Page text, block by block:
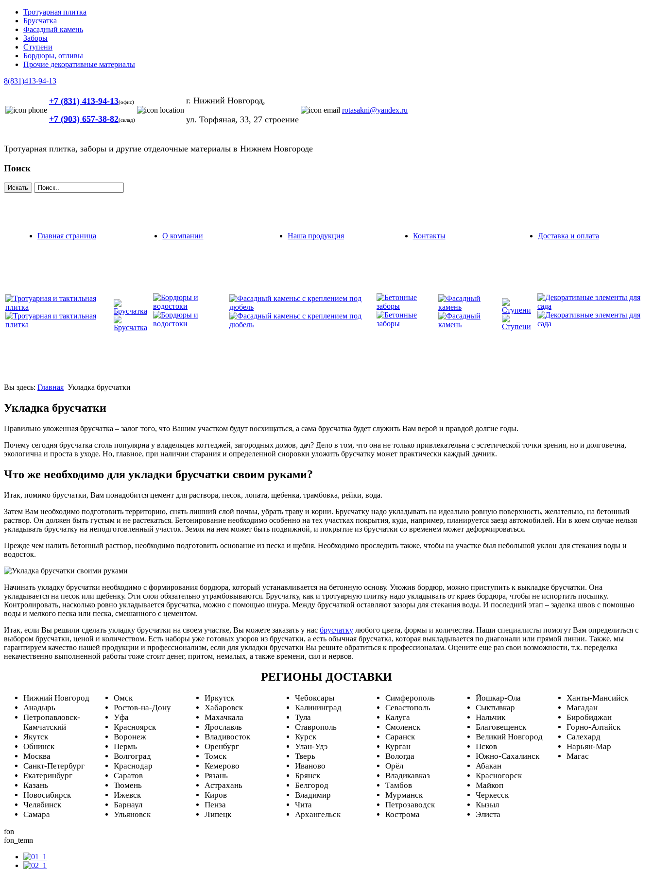
Тротуарная плитка
Брусчатка
Фасадный камень
Заборы
Ступени
Бордюры, отливы
Прочие декоративные материалы
8(831)413-94-13
+7 (831) 413-94-13(офис)
+7 (903) 657-38-82(склад)
г. Нижний Новгород,
ул. Торфяная, 33, 27 строение
rotasakni@yandex.ru
Тротуарная плитка, заборы и другие отделочные материалы в Нижнем Новгороде
Поиск
Главная страница О компании Наша продукция Контакты Доставка и оплата
Вы здесь: Главная Укладка брусчатки
Укладка брусчатки
Правильно уложенная брусчатка – залог того, что Вашим участком будут восхищаться, а сама брусчатка будет служить Вам верой и правдой долгие годы.
Почему сегодня брусчатка столь популярна у владельцев коттеджей, загородных домов, дач? Дело в том, что она не только привлекательна с эстетической точки зрения, но и долговечна,
экологична и проста в уходе. Но, главное, при наличии старания и определенной сноровки уложить брусчатку может практически каждый дачник.
Что же необходимо для укладки брусчатки своим руками?
Итак, помимо брусчатки, Вам понадобится цемент для раствора, песок, лопата, щебенка, трамбовка, рейки, вода.
Затем Вам необходимо подготовить территорию, снять лишний слой почвы, убрать траву и корни. Брусчатку надо укладывать на идеально ровную поверхность, желательно, на бетонный
раствор. Он должен быть густым и не растекаться. Бетонирование необходимо особенно на тех участках покрытия, куда, например, планируется заезд автомобилей. Ни в коем случае нельзя
укладывать брусчатку на неподготовленный участок. Земля на нем может быть подвижной, и покрытие из брусчатки со временем может деформироваться.
Прежде чем налить бетонный раствор, необходимо подготовить основание из песка и щебня. Необходимо проследить также, чтобы на участке был небольшой уклон для стекания воды и
водосток.
Начинать укладку брусчатки необходимо с формирования бордюра, который устанавливается на бетонную основу. Уложив бордюр, можно приступить к выкладке брусчатки. Она
укладывается на песок или щебенку. Эти слои обязательно утрамбовываются. Брусчатку, как и тротуарную плитку надо укладывать от краев бордюра, чтобы не испортить посыпку.
Контролировать, насколько ровно укладывается брусчатка, можно с помощью шнура. Между брусчаткой оставляют зазоры для стекания воды. И последний этап – заделка швов с помощью
воды и мелкого песка или песка, смешанного с цементом.
Итак, если Вы решили сделать укладку брусчатки на своем участке, Вы можете заказать у нас брусчатку любого цвета, формы и количества. Наши специалисты помогут Вам определиться с
выбором брусчатки, ценой и количеством. Есть наборы уже готовых узоров из брусчатки, а есть обычная брусчатка, которая выкладывается по диагонали или прямой линии. Также, мы
гарантируем качество нашей продукции и профессионализм, если для укладки брусчатки Вы решите обратиться к профессионалам. Оцените еще раз свои возможности, т.к. переделка
некачественно выполненной работы тоже стоит денег, притом, немалых, а также времени, сил и нервов.
РЕГИОНЫ ДОСТАВКИ
Нижний Новгород
Анадырь
Петропавловск-
Камчатский
Якутск
Обнинск
Москва
Санкт-Петербург
Екатеринбург
Казань
Новосибирск
Челябинск
Самара
Омск
Ростов-на-Дону
Уфа
Красноярск
Воронеж
Пермь
Волгоград
Краснодар
Саратов
Тюмень
Ижевск
Барнаул
Ульяновск
Иркутск
Хабаровск
Махачкала
Ярославль
Владивосток
Оренбург
Томск
Кемерово
Рязань
Астрахань
Киров
Пенза
Липецк
Чебоксары
Калининград
Тула
Ставрополь
Курск
Улан-Удэ
Тверь
Иваново
Брянск
Белгород
Владимир
Чита
Архангельск
Симферополь
Севастополь
Калуга
Смоленск
Саранск
Курган
Вологда
Орёл
Владикавказ
Тамбов
Мурманск
Петрозаводск
Кострома
Йошкар-Ола
Сыктывкар
Нальчик
Благовещенск
Великий Новгород
Псков
Южно-Сахалинск
Абакан
Красногорск
Майкоп
Черкесск
Кызыл
Элиста
Ханты-Мансийск
Магадан
Биробиджан
Горно-Алтайск
Салехард
Нарьян-Мар
Магас
fon
fon_temn